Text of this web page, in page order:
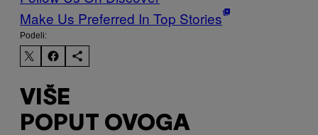
Make Us Preferred In Top Stories
Podeli:
VIŠE
POPUT OVOGA